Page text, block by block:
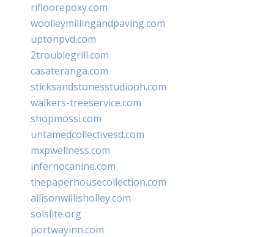
rifloorepoxy.com
woolleymillingandpaving.com
uptonpvd.com
2troublegrill.com
casateranga.com
sticksandstonesstudiooh.com
walkers-treeservice.com
shopmossi.com
untamedcollectivesd.com
mxpwellness.com
infernocanine.com
thepaperhousecollection.com
allisonwillisholley.com
solslite.org
portwayinn.com